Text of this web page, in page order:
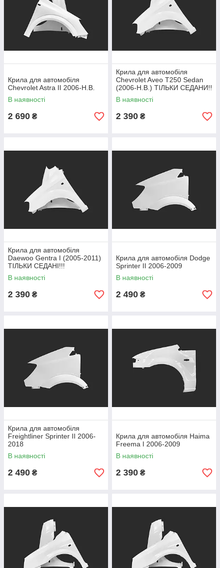
Крила для автомобіля
Chevrolet Astra II 2006-Н.В.
В наявності
2 690 ₴
Крила для автомобіля
Chevrolet Aveo T250 Sedan
(2006-Н.В.) ТІЛЬКИ СЕДАНИ!!
В наявності
2 390 ₴
Крила для автомобіля
Daewoo Gentra I (2005-2011)
ТІЛЬКИ СЕДАНІ!!!
В наявності
2 390 ₴
Крила для автомобіля Dodge
Sprinter II 2006-2009
В наявності
2 490 ₴
Крила для автомобіля
Freightliner Sprinter II 2006-
2018
В наявності
2 490 ₴
Крила для автомобіля Haima
Freema I 2006-2009
В наявності
2 390 ₴